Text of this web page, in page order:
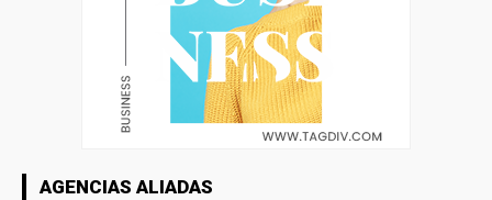
AGENCIAS ALIADAS